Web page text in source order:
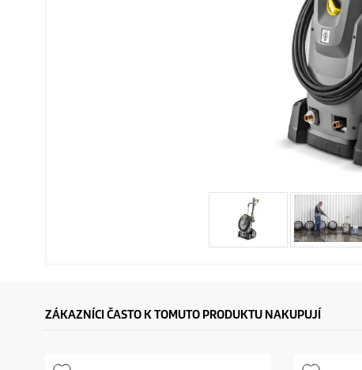
ZÁKAZNÍCI ČASTO K TOMUTO PRODUKTU NAKUPUJÍ